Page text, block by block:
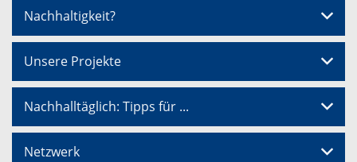
Nachhaltigkeit?
Unsere Projekte
Nachhalltäglich: Tipps für ...
Netzwerk